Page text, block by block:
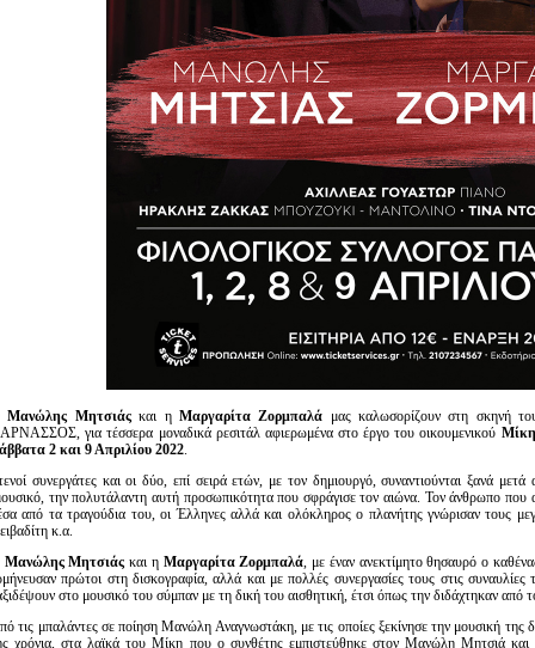
Μανώλης Μητσιάςκαι ηΜαργαρίτα Ζορμπαλά μας καλωσορίζουν στη σκηνή
για τέσσερα μοναδικά ρεσιτάλ αφιερωμένα στο έργο του οικουμενικού
2 και 9 Απριλίου 2022.
συνεργάτες και οι δύο, επί σειρά ετών, με τον δημιουργό, συναντιούνται ξανά
την πολυτάλαντη αυτή προσωπικότητα που σφράγισε τον αιώνα. Τον άνθρωπο που
από τα τραγούδια του, οι Έλληνες αλλά και ολόκληρος ο πλανήτης γνώρισαν τους
κ.α.
Μανώλης Μητσιάς και η Μαργαρίτα Ζορμπαλά, με έναν ανεκτίμητο θησαυρό ο
πρώτοι στη δισκογραφία, αλλά και με πολλές συνεργασίες τους στις
στο μουσικό του σύμπαν με τη δική του αισθητική, έτσι όπως την διδάχτηκαν από
τις μπαλάντες σε ποίηση Μανώλη Αναγνωστάκη, με τις οποίες ξεκίνησε την μουσική της
χρόνια, στα λαϊκά του Μίκη που ο συνθέτης εμπιστεύθηκε στον Μανώλη Μητσιά